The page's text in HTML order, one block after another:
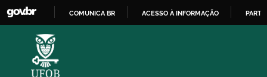
COMUNICA BR ACESSO À INFORMAÇÃO